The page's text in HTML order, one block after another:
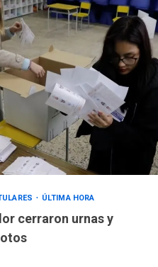
ÚLTIMA HORA
cerraron urnas y